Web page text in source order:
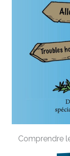
Comprendre